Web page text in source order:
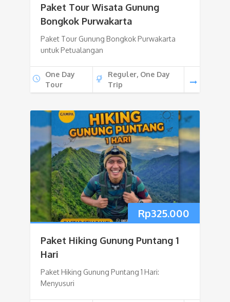
Paket Tour Wisata Gunung
Bongkok Purwakarta
Paket Tour Gunung Bongkok Purwakarta
untuk Petualangan
One Day
Tour
Reguler, One Day
Trip
Rp325.000
Paket Hiking Gunung Puntang 1
Hari
Paket Hiking Gunung Puntang 1 Hari:
Menyusuri